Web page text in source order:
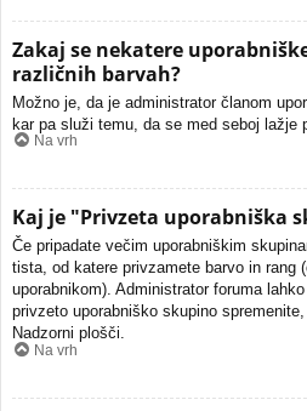
Zakaj se nekatere
različnih barvah?
Možno je, da je administrator članom
kar pa služi temu, da se med seboj lažje
Na vrh
Kaj je "Privzeta uporabniška
Če pripadate večim uporabniškim
tista, od katere privzamete barvo in rang
uporabnikom). Administrator foruma
privzeto uporabniško skupino
Nadzorni plošči.
Na vrh